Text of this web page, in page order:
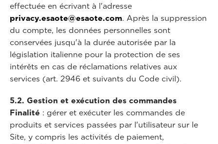
effectuée en écrivant à l'adresse
privacy.esaote@esaote.com. Après la suppression
du compte, les données personnelles sont
conservées jusqu'à la durée autorisée par la
législation italienne pour la protection de ses
intérêts en cas de réclamations relatives aux
services (art. 2946 et suivants du Code civil).
5.2. Gestion et exécution des commandes
Finalité : gérer et exécuter les commandes de
produits et services passées par l'utilisateur sur le
Site, y compris les activités de paiement,